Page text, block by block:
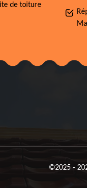
de toiture
©2025 -